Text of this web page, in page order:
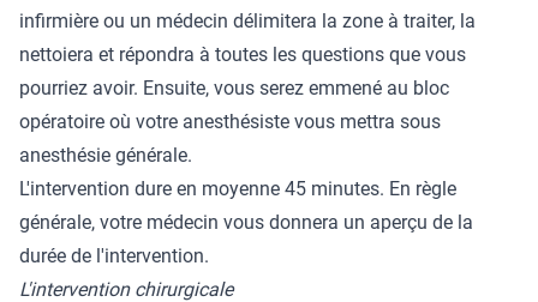
infirmière ou un médecin délimitera la zone à traiter, la
nettoiera et répondra à toutes les questions que vous
pourriez avoir. Ensuite, vous serez emmené au bloc
opératoire où votre anesthésiste vous mettra sous
anesthésie générale.
L'intervention dure en moyenne 45 minutes. En règle
générale, votre médecin vous donnera un aperçu de la
durée de l'intervention.
L'intervention chirurgicale